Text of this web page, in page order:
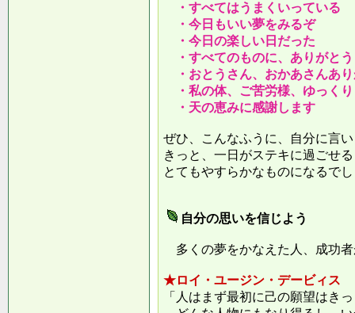
・すべてはうまくいっている
・今日もいい夢をみるぞ
・今日の楽しい日だった
・すべてのものに、ありがとう
・おとうさん、おかあさんあ
・私の体、ご苦労様、ゆっく
・天の恵みに感謝します
ぜひ、こんなふうに、自分に言
きっと、一日がステキに過ごせ
とてもやすらかなものになるで
自分の思いを信じよう
多くの夢をかなえた人、成功
★ロイ・ユージン・デービィス
「人はまず最初に己の願望はき